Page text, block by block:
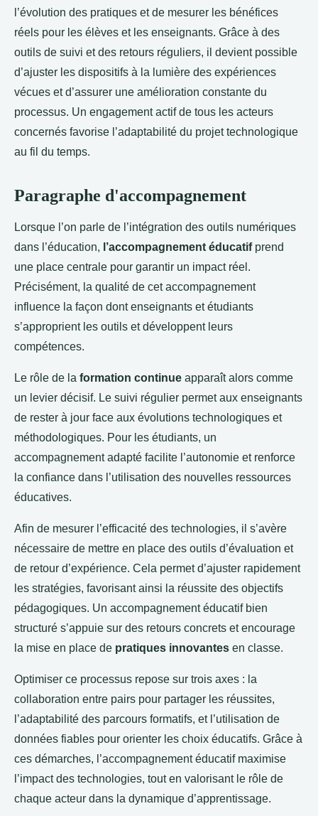
l’évolution des pratiques et de mesurer les bénéfices
réels pour les élèves et les enseignants. Grâce à des
outils de suivi et des retours réguliers, il devient possible
d’ajuster les dispositifs à la lumière des expériences
vécues et d’assurer une amélioration constante du
processus. Un engagement actif de tous les acteurs
concernés favorise l’adaptabilité du projet technologique
au fil du temps.
Paragraphe d'accompagnement
Lorsque l’on parle de l’intégration des outils numériques
dans l’éducation, l’accompagnement éducatifprend
une place centrale pour garantir un impact réel.
Précisément, la qualité de cet accompagnement
influence la façon dont enseignants et étudiants
s’approprient les outils et développent leurs
compétences.
Le rôle de la formation continue apparaît alors comme
un levier décisif. Le suivi régulier permet aux enseignants
de rester à jour face aux évolutions technologiques et
méthodologiques. Pour les étudiants, un
accompagnement adapté facilite l’autonomie et renforce
la confiance dans l’utilisation des nouvelles ressources
éducatives.
Afin de mesurer l’efficacité des technologies, il s’avère
nécessaire de mettre en place des outils d’évaluation et
de retour d’expérience. Cela permet d’ajuster rapidement
les stratégies, favorisant ainsi la réussite des objectifs
pédagogiques. Un accompagnement éducatif bien
structuré s’appuie sur des retours concrets et encourage
la mise en place de pratiques innovantes en classe.
Optimiser ce processus repose sur trois axes : la
collaboration entre pairs pour partager les réussites,
l’adaptabilité des parcours formatifs, et l’utilisation de
données fiables pour orienter les choix éducatifs. Grâce à
ces démarches, l’accompagnement éducatif maximise
l’impact des technologies, tout en valorisant le rôle de
chaque acteur dans la dynamique d’apprentissage.